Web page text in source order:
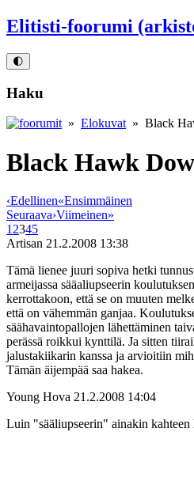
Elitisti-foorumi
🌓
Haku
» Elokuvat » Black
Black Hawk
‹Edellinen«Ensimmäinen
Seuraava›Viimeinen»
1 2345
Artisan 21.2.2008 13:38
Tämä lienee juuri sopiva hetki
armeijassa sääaliupseerin
kerrottakoon, että se on muuten
että on vähemmän ganjaa.
säähavaintopallojen lähettäminen
perässä roikkui kynttilä. Ja sitten
jalustakiikarin kanssa ja arvioitiin
Tämän äijempää saa hakea.
Young Hova 21.2.2008 14:04
Luin "sääliupseerin" ainakin kahteen